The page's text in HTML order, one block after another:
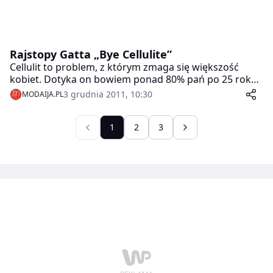
Rajstopy Gatta „Bye Cellulite”
Cellulit to problem, z którym zmaga się większość
kobiet. Dotyka on bowiem ponad 80% pań po 25 roku
życia. Żeby pozbyć się skórki pomarańczowej można
masować, smarować, ćwiczyć – możliwości i rozwiązań
jest wiele. Gatta jednak ma swoją receptę na ten
defekt. Rajstopy „Bye Cellulite”, które dzięki specjalnym
włóknom stymulują komórkową przemianę materii,
MODAIJA.PL3 grudnia 2011, 10:30
1 2 3